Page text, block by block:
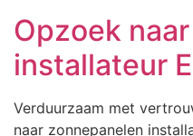
Opzoek
installateur
Verduurzaam met
naar zonnepanelen